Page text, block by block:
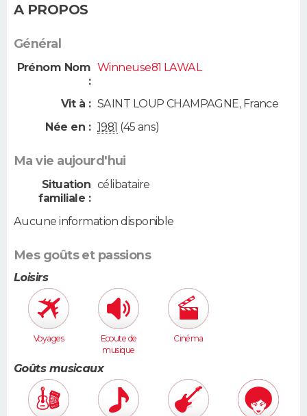
A PROPOS
Général
Prénom Nom
:
Winneuse81 LAWAL
Vit à : SAINT LOUP CHAMPAGNE, France
Née en : 1981 (45 ans)
Ma vie aujourd'hui
Situation
familiale :
célibataire
Aucune information disponible
Mes goûts et passions
Loisirs
Voyages
Ecoute de
musique
Cinéma
Goûts musicaux